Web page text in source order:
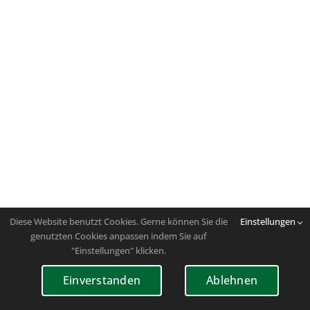
Diese Website benutzt Cookies. Gerne können Sie die
genutzten Cookies anpassen indem Sie auf
"Einstellungen" klicken.
Einstellungen
Einverstanden Ablehnen